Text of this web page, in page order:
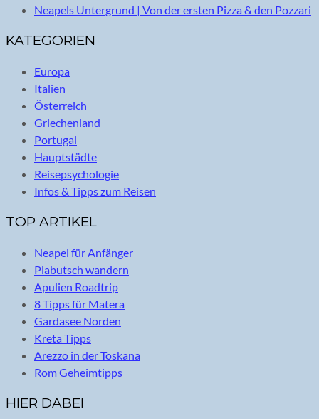
Neapels Untergrund | Von der ersten Pizza & den Pozzari
KATEGORIEN
Europa
Italien
Österreich
Griechenland
Portugal
Hauptstädte
Reisepsychologie
Infos & Tipps zum Reisen
TOP ARTIKEL
Neapel für Anfänger
Plabutsch wandern
Apulien Roadtrip
8 Tipps für Matera
Gardasee Norden
Kreta Tipps
Arezzo in der Toskana
Rom Geheimtipps
HIER DABEI